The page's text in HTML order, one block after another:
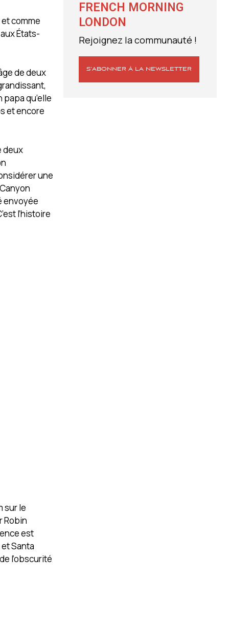
comme
États-
de deux
qu’elle
et encore
deux
une
envoyée
l’histoire
sur le
Robin
est
Santa
l’obscurité
FRENCH MORNING
LONDON
Rejoignez la communauté !
S’ABONNER À LA NEWSLETTER